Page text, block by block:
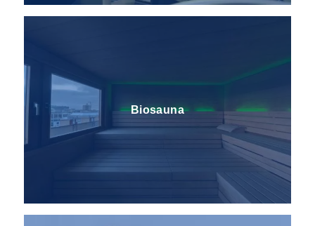
Biosauna